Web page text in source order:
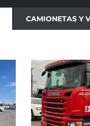
CAMIONETAS Y